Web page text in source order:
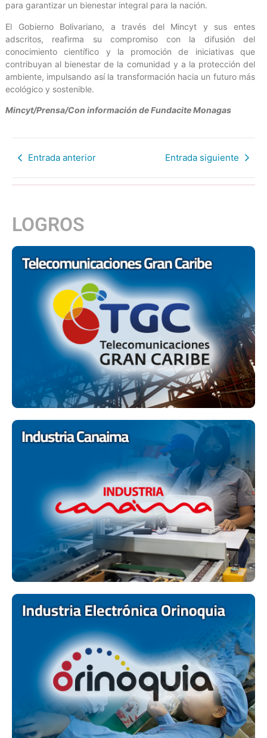
para garantizar un bienestar integral para la nación.
El Gobierno Bolivariano, a través del Mincyt y sus entes
adscritos, reafirma su compromiso con la difusión del
conocimiento científico y la promoción de iniciativas que
contribuyan al bienestar de la comunidad y a la protección del
ambiente, impulsando así la transformación hacia un futuro más
ecológico y sostenible.
Mincyt/Prensa/Con información de Fundacite Monagas
Entrada anterior Entrada siguiente
LOGROS